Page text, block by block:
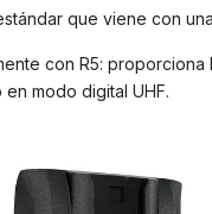
que viene con
con R5: proporciona
modo digital UHF.